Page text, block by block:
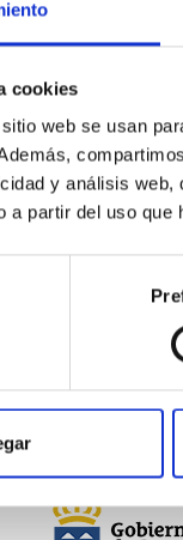
cookies
web se usan
y análisis
a partir del uso
12/11/2024